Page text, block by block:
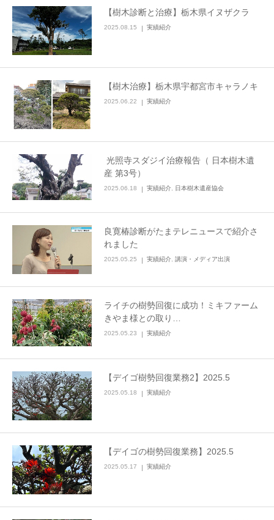
【樹木診断と治療】栃木県イヌザクラ
2025.08.15 実績紹介
【樹木治療】栃木県宇都宮市キャラノキ
2025.06.22 実績紹介
光照寺スダジイ治療報告（ 日本樹木遺
産 第3号）
2025.06.18 実績紹介 日本樹木遺産協会
良寛椿診断がたまテレニュースで紹介さ
れました
2025.05.25 実績紹介 講演・メディア出演
ライチの樹勢回復に成功！ミキファーム
きやま様との取り…
2025.05.23 実績紹介
【デイゴ樹勢回復業務2】2025.5
2025.05.18 実績紹介
【デイゴの樹勢回復業務】2025.5
2025.05.17 実績紹介